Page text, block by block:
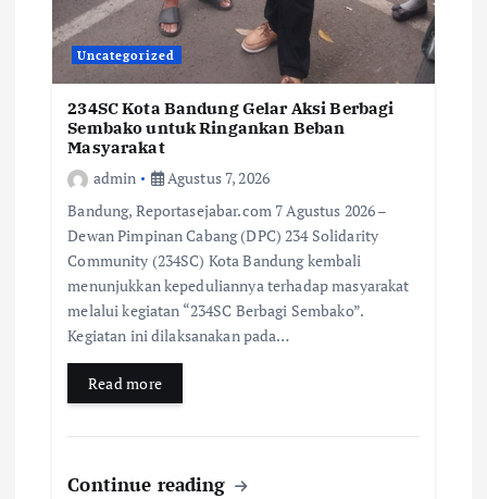
Uncategorized
234SC Kota Bandung Gelar Aksi Berbagi
Sembako untuk Ringankan Beban
Masyarakat
admin
Agustus 7, 2026
Bandung, Reportasejabar.com 7 Agustus 2026 –
Dewan Pimpinan Cabang (DPC) 234 Solidarity
Community (234SC) Kota Bandung kembali
menunjukkan kepeduliannya terhadap masyarakat
melalui kegiatan “234SC Berbagi Sembako”.
Kegiatan ini dilaksanakan pada…
Read more
Continue reading